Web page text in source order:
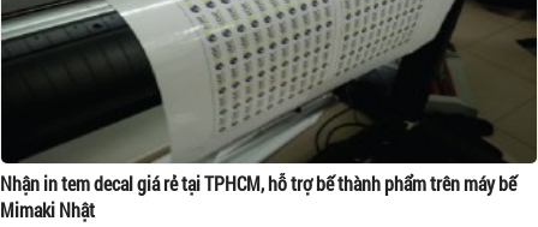
Nhận in tem decal giá rẻ tại TPHCM, hỗ trợ bế thành phẩm trên máy bế
Mimaki Nhật